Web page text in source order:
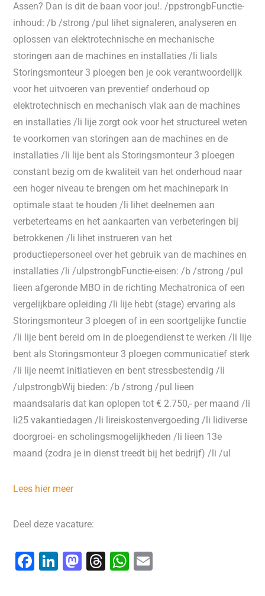
Assen? Dan is dit de baan voor jou!. /ppstrongbFunctie-
inhoud: /b /strong /pul lihet signaleren, analyseren en
oplossen van elektrotechnische en mechanische
storingen aan de machines en installaties /li lials
Storingsmonteur 3 ploegen ben je ook verantwoordelijk
voor het uitvoeren van preventief onderhoud op
elektrotechnisch en mechanisch vlak aan de machines
en installaties /li lije zorgt ook voor het structureel weten
te voorkomen van storingen aan de machines en de
installaties /li lije bent als Storingsmonteur 3 ploegen
constant bezig om de kwaliteit van het onderhoud naar
een hoger niveau te brengen om het machinepark in
optimale staat te houden /li lihet deelnemen aan
verbeterteams en het aankaarten van verbeteringen bij
betrokkenen /li lihet instrueren van het
productiepersoneel over het gebruik van de machines en
installaties /li /ulpstrongbFunctie-eisen: /b /strong /pul
lieen afgeronde MBO in de richting Mechatronica of een
vergelijkbare opleiding /li lije hebt (stage) ervaring als
Storingsmonteur 3 ploegen of in een soortgelijke functie
/li lije bent bereid om in de ploegendienst te werken /li lije
bent als Storingsmonteur 3 ploegen communicatief sterk
/li lije neemt initiatieven en bent stressbestendig /li
/ulpstrongbWij bieden: /b /strong /pul lieen
maandsalaris dat kan oplopen tot € 2.750,- per maand /li
li25 vakantiedagen /li lireiskostenvergoeding /li lidiverse
doorgroei- en scholingsmogelijkheden /li lieen 13e
maand (zodra je in dienst treedt bij het bedrijf) /li /ul
Lees hier meer
Deel deze vacature:
F
Li M T
W